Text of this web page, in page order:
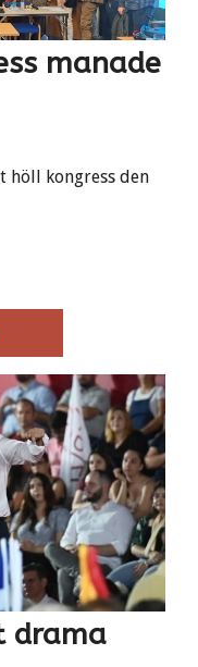
manade
höll kongress den
drama